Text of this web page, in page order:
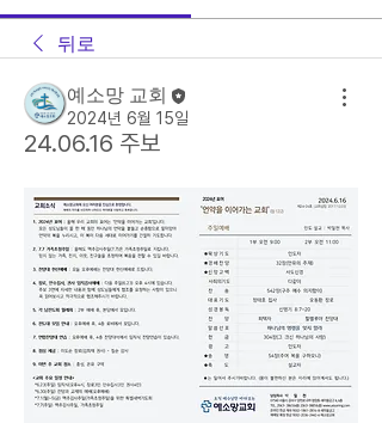
뒤로
예소망 교회
2024년 6월 15일
24.06.16 주보